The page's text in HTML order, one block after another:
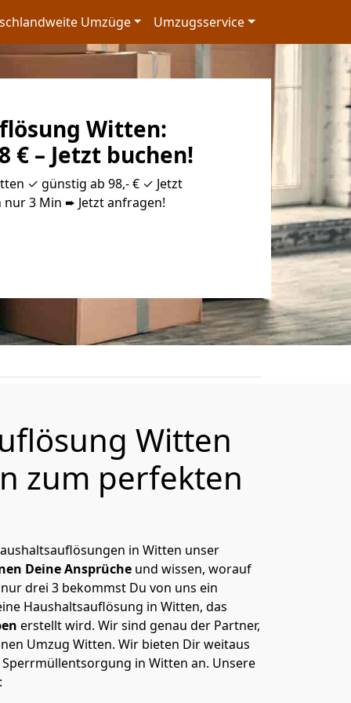
Umzüge Umzugsservice
Witten:
€ – Jetzt buchen!
✓ günstig ab 98,- € ✓ Jetzt
3 Min ➨ Jetzt anfragen!
Witten
zum perfekten
in Witten unser
Deine Ansprüche und wissen, worauf
drei 3 bekommst Du von uns ein
Haushaltsauflösung in Witten, das
erstellt wird. Wir sind genau der Partner,
Umzug Witten. Wir bieten Dir weitaus
in Witten an. Unsere